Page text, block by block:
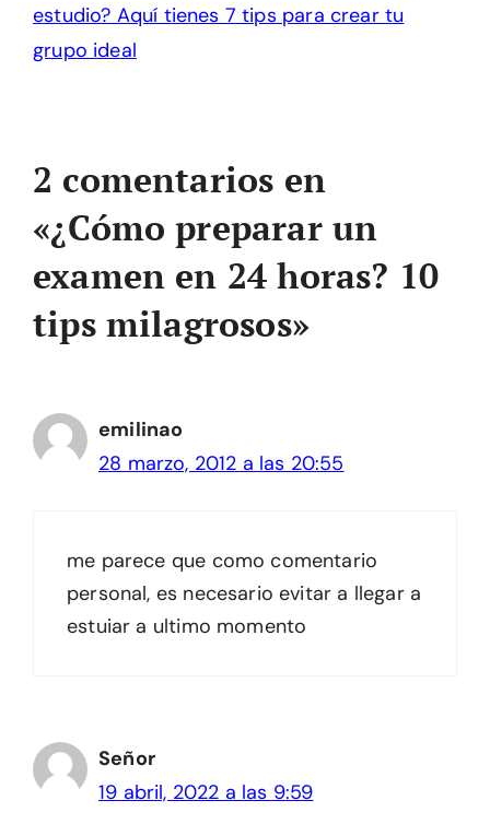
estudio? Aquí tienes 7 tips para crear tu
grupo ideal
2 comentarios en
«¿Cómo preparar un
examen en 24 horas? 10
tips milagrosos»
emilinao
28 marzo, 2012 a las 20:55
me parece que como comentario
personal, es necesario evitar a llegar a
estuiar a ultimo momento
Señor
19 abril, 2022 a las 9:59